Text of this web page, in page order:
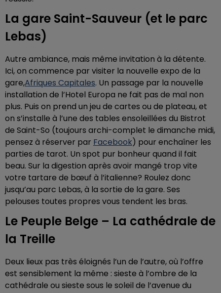
La gare Saint-Sauveur (et le parc
Lebas)
Autre ambiance, mais même invitation à la détente.
Ici, on commence par visiter la nouvelle expo de la
gare,Afriques Capitales. Un passage par la nouvelle
installation de l’Hotel Europa ne fait pas de mal non
plus. Puis on prend un jeu de cartes ou de plateau, et
on s’installe à l’une des tables ensoleillées du Bistrot
de Saint-So (toujours archi-complet le dimanche midi,
pensez à réserver par Facebook) pour enchaîner les
parties de tarot. Un spot pur bonheur quand il fait
beau. Sur la digestion après avoir mangé trop vite
votre tartare de bœuf à l’italienne? Roulez donc
jusqu’au parc Lebas, à la sortie de la gare. Ses
pelouses toutes propres vous tendent les bras.
Le Peuple Belge – La cathédrale de
la Treille
Deux lieux pas très éloignés l’un de l’autre, où l’offre
est sensiblement la même : sieste à l’ombre de la
cathédrale ou sieste sous le soleil de l’avenue du